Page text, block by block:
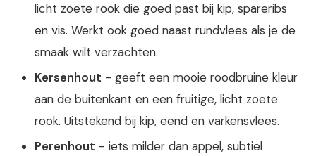
licht zoete rook die goed past bij kip, spareribs
en vis. Werkt ook goed naast rundvlees als je de
smaak wilt verzachten.
Kersenhout - geeft een mooie roodbruine kleur
aan de buitenkant en een fruitige, licht zoete
rook. Uitstekend bij kip, eend en varkensvlees.
Perenhout - iets milder dan appel, subtiel